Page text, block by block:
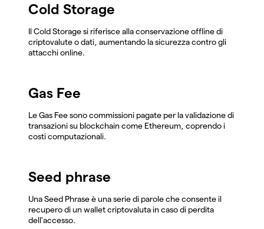
Cold Storage
Il Cold Storage si riferisce alla conservazione offline di
criptovalute o dati, aumentando la sicurezza contro gli
attacchi online.
Gas Fee
Le Gas Fee sono commissioni pagate per la validazione di
transazioni su blockchain come Ethereum, coprendo i
costi computazionali.
Seed phrase
Una Seed Phrase è una serie di parole che consente il
recupero di un wallet criptovaluta in caso di perdita
dell'accesso.